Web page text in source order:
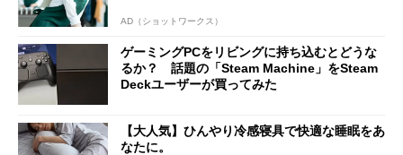
AD（ショットワークス）
ゲーミングPCをリビングに持ち込むとどうな
るか？ 話題の「Steam Machine」をSteam
Deckユーザーが買ってみた
【大人気】ひんやり冷感寝具で快適な睡眠をあ
なたに。